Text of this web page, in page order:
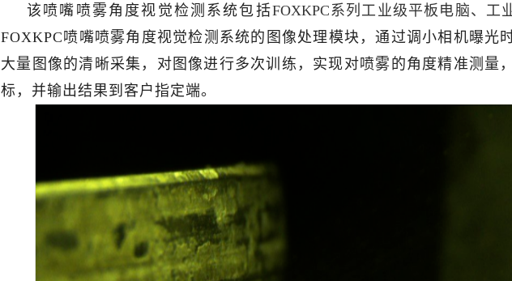
该喷嘴喷雾角度视觉检测系统包括FOXKPC系列工业级平板电脑、工
FOXKPC喷嘴喷雾角度视觉检测系统的图像处理模块，通过调小相机曝光
大量图像的清晰采集，对图像进行多次训练，实现对喷雾的角度精准测量
标，并输出结果到客户指定端。